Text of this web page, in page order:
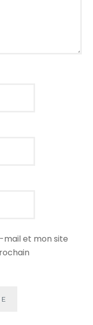
mail et mon site